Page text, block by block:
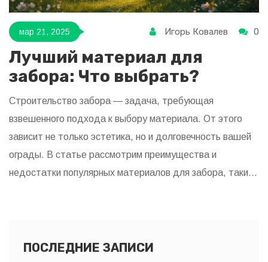
мар 21, 2025 Игорь Ковалев 0
Лучший материал для
забора: Что выбрать?
Строительство забора — задача, требующая
взвешенного подхода к выбору материала. От этого
зависит не только эстетика, но и долговечность вашей
ограды. В статье рассмотрим преимущества и
недостатки популярных материалов для забора, таких
обдуманный выбор.
ПОСЛЕДНИЕ ЗАПИСИ